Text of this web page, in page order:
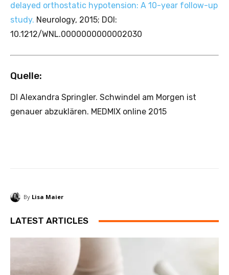
delayed orthostatic hypotension: A 10-year follow-up
study. Neurology, 2015; DOI:
10.1212/WNL.0000000000002030
Quelle:
DI Alexandra Springler. Schwindel am Morgen ist
genauer abzuklären. MEDMIX online 2015
By Lisa Maier
LATEST ARTICLES